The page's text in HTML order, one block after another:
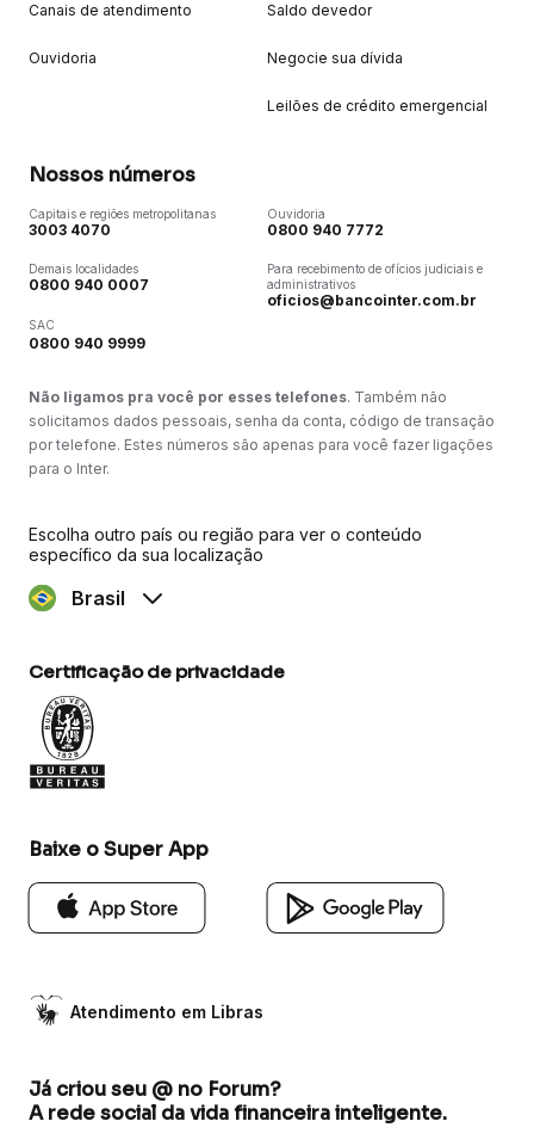
Canais de atendimento
Ouvidoria
Saldo devedor
Negocie sua dívida
Leilões de crédito emergencial
Nossos números
Capitais e regiões metropolitanas
3003 4070
Demais localidades
0800 940 0007
SAC
0800 940 9999
Ouvidoria
0800 940 7772
Para recebimento de ofícios judiciais e
administrativos
oficios@bancointer.com.br
Não ligamos pra você por esses telefones. Também não
solicitamos dados pessoais, senha da conta, código de transação
por telefone. Estes números são apenas para você fazer ligações
para o Inter.
Escolha outro país ou região para ver o conteúdo
específico da sua localização
Brasil
Certificação de privacidade
Baixe o Super App
Atendimento em Libras
Já criou seu @ no Forum?
A rede social da vida financeira inteligente.